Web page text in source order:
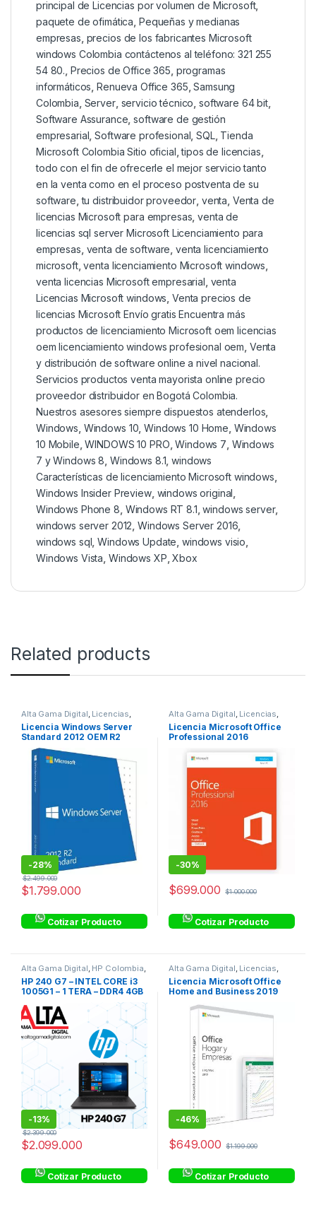
principal de Licencias por volumen de Microsoft,
paquete de ofimática Pequeñas y medianas
empresas precios de los fabricantes Microsoft
windows Colombia contáctenos al teléfono: 321 255
54 80. Precios de Office 365 programas
informáticos ,Renueva Office 365 ,Samsung
Colombia Server, servicio técnico ,software 64 bit,
Software Assurance ,software de gestión
empresarial ,Software profesional ,SQL, Tienda
Microsoft Colombia Sitio oficial ,tipos de licencias
todo con el fin de ofrecerle el mejor servicio tanto
en la venta como en el proceso postventa de su
software ,tu distribuidor proveedor venta Venta de
licencias Microsoft para empresas ,venta de
licencias sql server Microsoft Licenciamiento para
empresas venta de software venta licenciamiento
microsoft,venta licenciamiento Microsoft windows
venta licencias Microsoft empresarial venta
Licencias Microsoft windows Venta precios de
licencias Microsoft Envío gratis Encuentra más
productos de licenciamiento Microsoft oem licencias
oem licenciamiento windows profesional oem Venta
y distribución de software online a nivel nacional.
Servicios productos venta mayorista online precio
proveedor distribuidor en Bogotá Colombia.
Nuestros asesores siempre dispuestos atenderlos
Windows Windows 10 ,Windows 10 Home Windows
10 Mobile ,WINDOWS 10 PRO ,Windows 7 Windows
7 y Windows 8 Windows 8.1 ,windows
Características de licenciamiento Microsoft windows
Windows Insider Preview, windows original
Windows Phone 8 Windows RT 8.1 ,windows server,
windows server 2012 ,Windows Server 2016
windows sql ,Windows Update windows visio
Windows Vista Windows XP ,Xbox
Related products
Alta Gama Digital, Licencias,
Licencias OEM
Licencia Windows Server
Standard 2012 OEM R2
-28%
$1.799.000
$2.499.000
Cotizar Producto
Alta Gama Digital, Licencias,
Licencias Transferibles
Licencia Microsoft Office
Professional 2016
-30%
$699.000 $1.000.000
Cotizar Producto
Alta Gama Digital, HP Colombia,
HP Colombia,Laptops ,Laptops
& Computers,Linea Hogar,
Procesadores Intel® Core™ i3
HP 240 G7 – INTEL CORE i3
1005G1 – 1 TERA – DDR4 4GB
-13%
$2.099.000
$2.399.000
Cotizar Producto
Alta Gama Digital, Licencias,
Licencias Transferibles
Licencia Microsoft Office
Home and Business 2019
-46%
$649.000 $1.199.000
Cotizar Producto